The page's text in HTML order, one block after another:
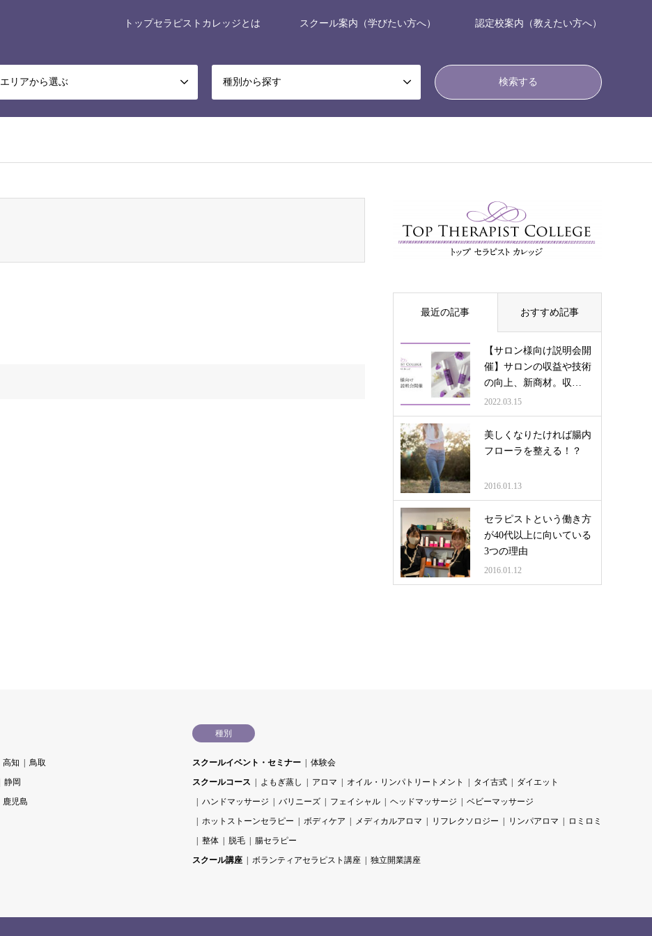
トップセラピストカレッジとは スクール案内（学びたい方へ） 認定校案内（教えたい方へ）
エリアから選ぶ 種別から探す
最近の記事 おすすめ記事
【サロン様向け説明会開
催】サロンの収益や技術
の向上、新商材。収…
2022.03.15
美しくなりたければ腸内
フローラを整える！？
2016.01.13
セラピストという働き方
が40代以上に向いている
3つの理由
2016.01.12
高知
鳥取
静岡
鹿児島
種別
スクールイベント・セミナー
体験会
スクールコース
よもぎ蒸し アロマ オイル・リンパトリートメント タイ古式
ダイエット
ハンドマッサージ
バリニーズ フェイシャル ヘッドマッサージ
ベビーマッサージ
ホットストーンセラピー
ボディケア メディカルアロマ リフレクソロジー リンパアロマ
ロミロミ
整体
脱毛
腸セラピー
スクール講座
ボランティアセラピスト講座 独立開業講座